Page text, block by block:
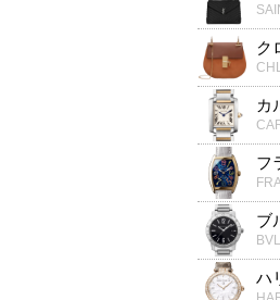
ク
カ
フ
ブ
ハ